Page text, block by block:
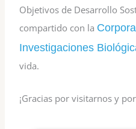
Objetivos de Desarrollo
compartido con la
Investigaciones
vida.
¡Gracias por visitarnos y